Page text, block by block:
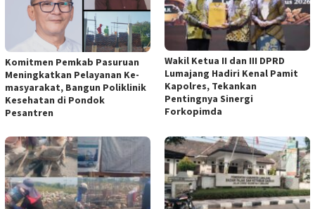
Komitmen Pemkab Pasuruan
Meningkatkan Pelayanan Ke-
masyarakat, Bangun Poliklinik
Kesehatan di Pondok
Pesantren
Wakil Ketua II dan III DPRD
Lumajang Hadiri Kenal Pamit
Kapolres, Tekankan
Pentingnya Sinergi
Forkopimda